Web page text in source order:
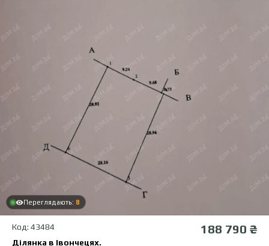
Переглядають: 8
Код: 43484 188 790 ₴
Ділянка в Івончецях.